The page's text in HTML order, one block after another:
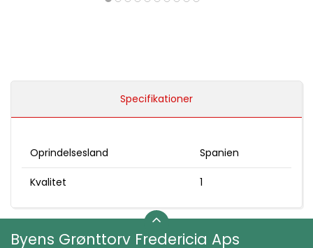
Specifikationer
Oprindelsesland Spanien
Kvalitet 1
Byens Grønttorv Fredericia Aps